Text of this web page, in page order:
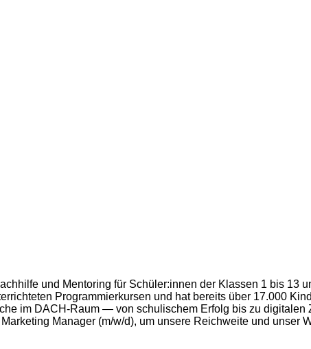
und Mentoring für Schüler:innen der Klassen 1 bis 13
Programmierkursen und hat bereits über 17.000
im DACH-Raum — von schulischem Erfolg bis zu digitalen
Manager (m/w/d), um unsere Reichweite und unser